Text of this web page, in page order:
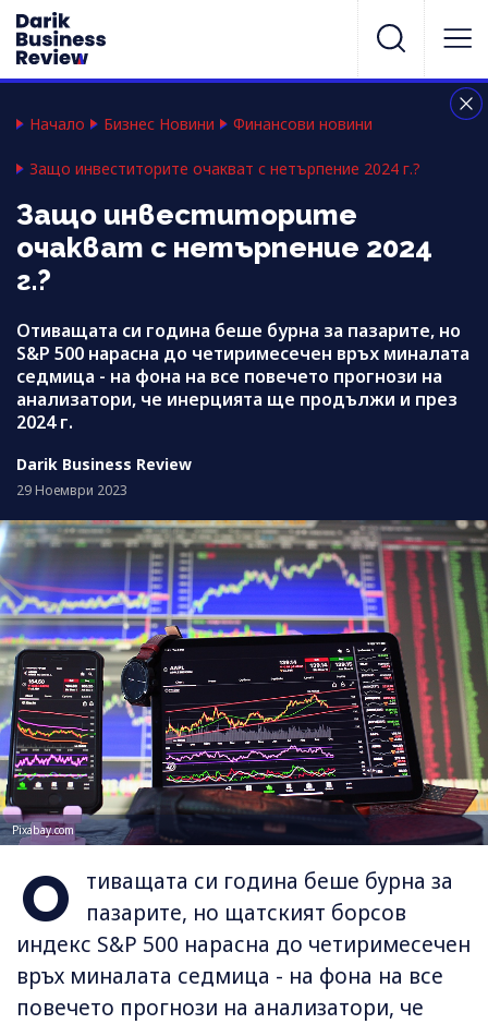
Начало Бизнес Новини Финансови новини
Защо инвеститорите очакват с нетърпение 2024 г.?
Защо инвеститорите
очакват с нетърпение 2024
г.?
Отиващата си година беше бурна за пазарите, но
S&P 500 нарасна до четиримесечен връх миналата
седмица - на фона на все повечето прогнози на
анализатори, че инерцията ще продължи и през
2024 г.
Darik Business Review
29 Ноември 2023
Pixabay.com
О
тиващата си година беше бурна за
пазарите, но щатският борсов
индекс S&P 500 нарасна до четиримесечен
връх миналата седмица - на фона на все
повечето прогнози на анализатори, че